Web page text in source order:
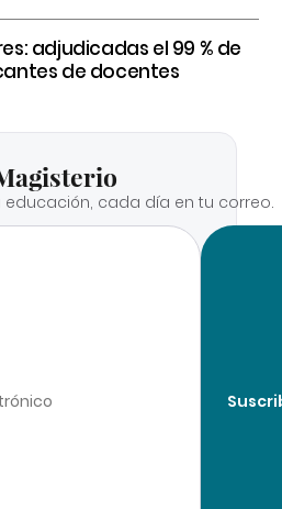
adjudicadas el 99 % de
de docentes
educación, cada día en tu correo.